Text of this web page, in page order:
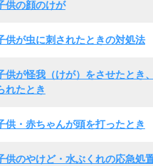
供の顔のけが
供が虫に刺されたときの対処法
供が怪我（けが）をさせたとき
れたとき
供・赤ちゃんが頭を打ったとき
供のやけど・水ぶくれの応急処